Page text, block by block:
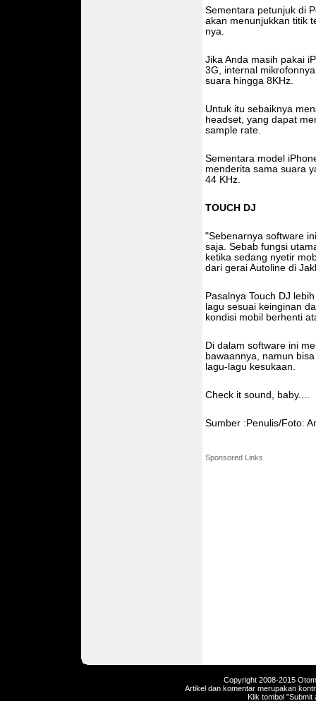
Sementara petunjuk di
akan menunjukkan titik
nya.
Jika Anda masih pakai
3G, internal
suara hingga 8KHz.
Untuk itu sebaiknya
headset, yang dapat
sample rate.
Sementara model
menderita sama suara
44 KHz.
TOUCH DJ
"Sebenarnya software
saja. Sebab fungsi
ketika sedang nyetir
dari gerai Autoline di
Pasalnya Touch DJ
lagu sesuai keinginan
kondisi mobil berhenti
Di dalam software ini
bawaannya, namun
lagu-lagu kesukaan.
Check it sound, baby....
Sumber :Penulis/Foto:
Sponsored Links
Copyright 2008-2015
Artikel dan komentar merupakan
Klik tombol